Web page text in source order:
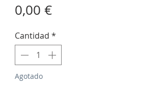
0,00 €Precio
Cantidad *
Agotado